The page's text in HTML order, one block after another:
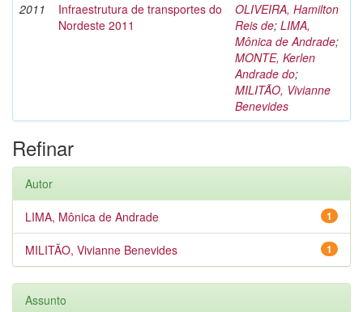
2011
Infraestrutura de transportes do
Nordeste 2011
OLIVEIRA, Hamilton
Reis de; LIMA,
Mônica de Andrade;
MONTE, Kerlen
Andrade do;
MILITÃO, Vivianne
Benevides
Refinar
Autor
1
LIMA, Mônica de Andrade
1
MILITÃO, Vivianne Benevides
Assunto